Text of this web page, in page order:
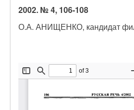
2002. № 4, 106-108
О.А. АНИЩЕНКО, кандидат